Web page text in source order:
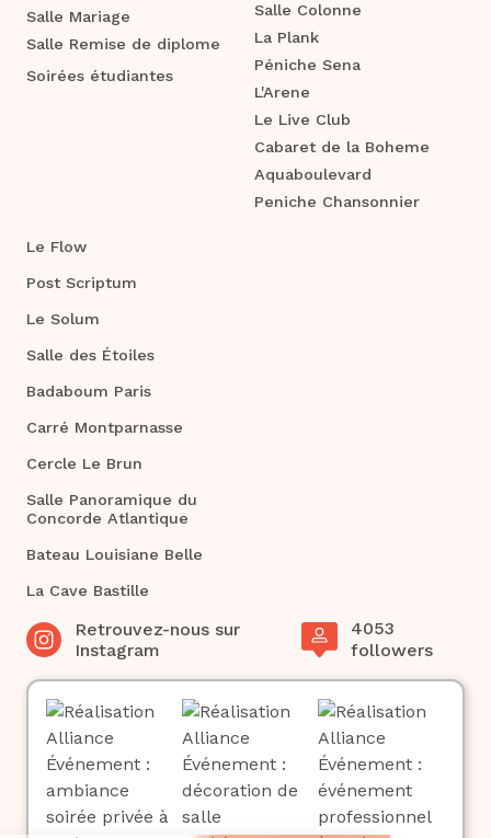
Salle Mariage
Salle Remise de diplome
Soirées étudiantes
Salle Colonne
La Plank
Péniche Sena
L'Arene
Le Live Club
Cabaret de la Boheme
Aquaboulevard
Peniche Chansonnier
Le Flow
Post Scriptum
Le Solum
Salle des Étoiles
Badaboum Paris
Carré Montparnasse
Cercle Le Brun
Salle Panoramique du
Concorde Atlantique
Bateau Louisiane Belle
La Cave Bastille
Retrouvez-nous sur
Instagram
4053
followers